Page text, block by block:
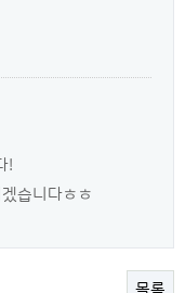
!
습니다ㅎㅎ
목록